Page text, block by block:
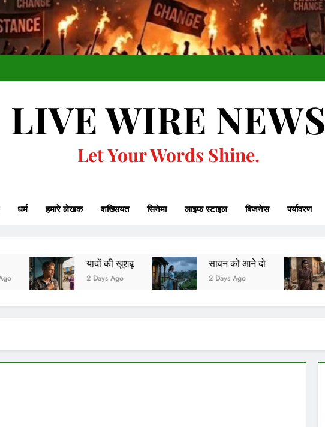
LIVE WIRE NEWS
Let Your Words Shine.
धर्म हमारे लेखक शख्सियत सिनेमा लाइफ स्टाइल बिजनेस पर्यावरण
यादों की खुशबू
2 Days Ago
सावन को आने दो
2 Days Ago
अच्छी औरत
2 Days Ago